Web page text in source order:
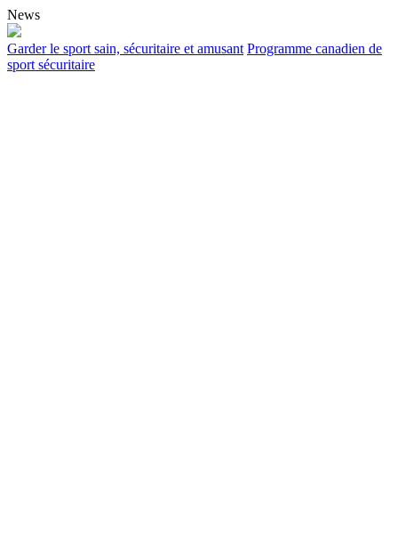
News
Garder le sport sain, sécuritaire et amusant Programme canadien de
sport sécuritaire